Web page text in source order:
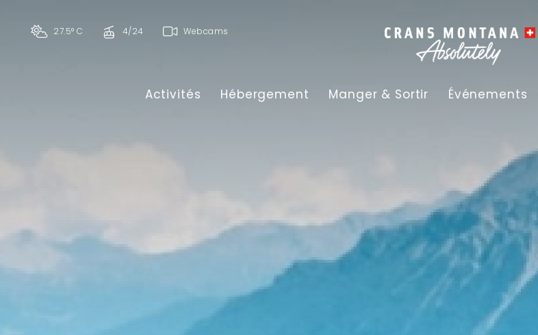
27.5° C 4/24 Webcams
Activités Hébergement Manger & Sortir Événements